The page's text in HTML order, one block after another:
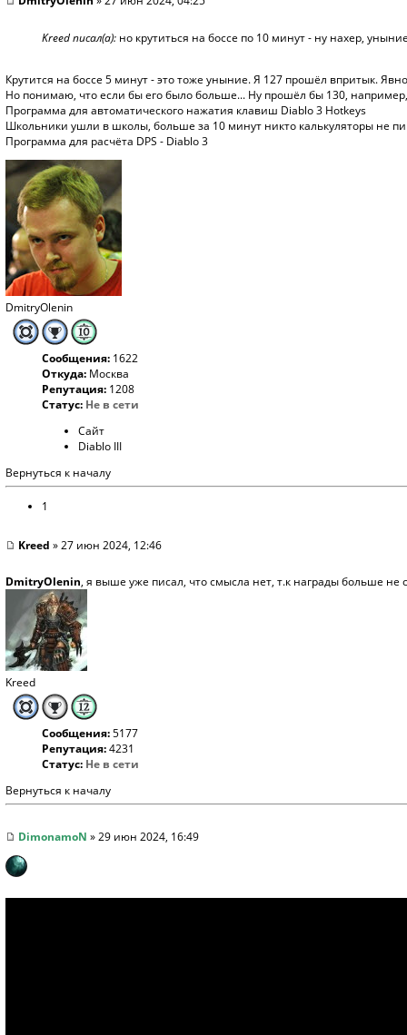
Kreed писал(а): но крутиться на боссе по 10 минут - ну нахер,
Крутится на боссе 5 минут - это тоже уныние. Я 127 прошёл впритык.
Но понимаю, что если бы его было больше... Ну прошёл бы 130, например,
Программа для автоматического нажатия клавиш Diablo 3 Hotkeys
Школьники ушли в школы, больше за 10 минут никто калькуляторы не
Программа для расчёта DPS - Diablo 3
DmitryOlenin
Сообщения: 1622
Откуда: Москва
Репутация: 1208
Статус: Не в сети
Сайт
Diablo III
Вернуться к началу
1
Kreed » 27 июн 2024, 12:46
DmitryOlenin, я выше уже писал, что смысла нет, т.к награды больше не
Kreed
Сообщения:5177
Репутация:4231
Статус: Не в сети
Вернуться к началу
DimonamoN » 29 июн 2024, 16:49